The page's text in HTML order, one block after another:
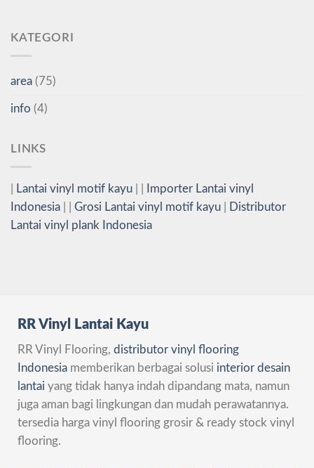
KATEGORI
area (75)
info (4)
LINKS
Lantai vinyl motif kayu
Importer Lantai vinyl
Indonesia
Grosi Lantai vinyl motif kayu
Distributor
Lantai vinyl plank Indonesia
RR Vinyl Lantai Kayu
RR Vinyl Flooring, distributor vinyl flooring
Indonesia memberikan berbagai solusi interior desain
lantai yang tidak hanya indah dipandang mata, namun
juga aman bagi lingkungan dan mudah perawatannya.
tersedia harga vinyl flooring grosir & ready stock vinyl
flooring.